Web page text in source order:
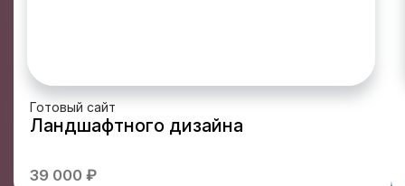
Готовый сайт
Ландшафтного дизайна
39 000 ₽